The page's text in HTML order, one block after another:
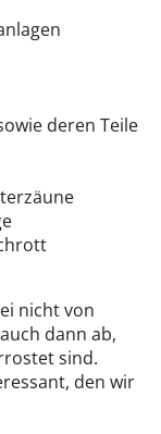
deren Teile
nicht von
dann ab,
sind.
den wir